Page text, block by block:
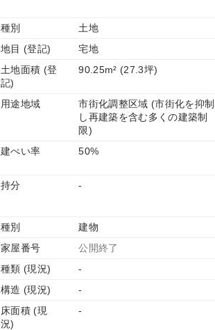
種別
土地
地目 (登記)
宅地
土地面積 (登
記)
90.25m² (27.3坪)
用途地域
市街化調整区域 (市街化を抑制
し再建築を含む多くの建築制
限)
建ぺい率 50%
持分 -
種別
建物
家屋番号
公開終了
種類 (現況)
-
構造 (現況)
-
床面積 (現
況)
-